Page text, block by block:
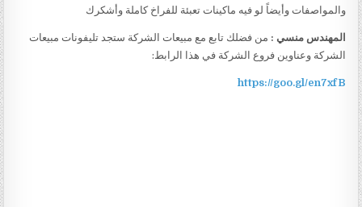
والمواصفات وأيضاً لو فيه ماكينات تعبئة للفراخ كاملة وأشكرك
المهندس منسي : من فضلك تابع مع مبيعات الشركة ستجد تليفونات مبيعات
الشركة وعناوين فروع الشركة في هذا الرابط:
https://goo.gl/en7xfB